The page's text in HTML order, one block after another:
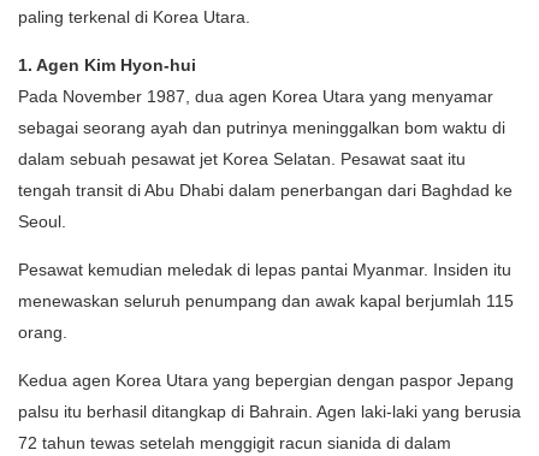
paling terkenal di Korea Utara.
1. Agen Kim Hyon-hui
Pada November 1987, dua agen Korea Utara yang menyamar
sebagai seorang ayah dan putrinya meninggalkan bom waktu di
dalam sebuah pesawat jet Korea Selatan. Pesawat saat itu
tengah transit di Abu Dhabi dalam penerbangan dari Baghdad ke
Seoul.
Pesawat kemudian meledak di lepas pantai Myanmar. Insiden itu
menewaskan seluruh penumpang dan awak kapal berjumlah 115
orang.
Kedua agen Korea Utara yang bepergian dengan paspor Jepang
palsu itu berhasil ditangkap di Bahrain. Agen laki-laki yang berusia
72 tahun tewas setelah menggigit racun sianida di dalam